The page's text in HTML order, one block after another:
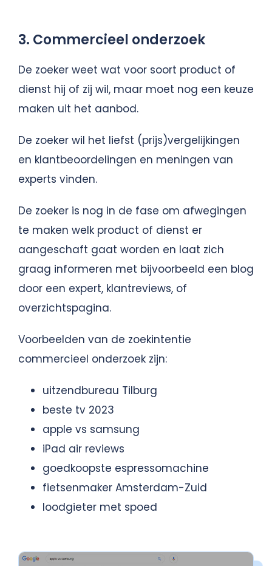
3. Commercieel onderzoek
De zoeker weet wat voor soort product of
dienst hij of zij wil, maar moet nog een keuze
maken uit het aanbod.
De zoeker wil het liefst (prijs)vergelijkingen
en klantbeoordelingen en meningen van
experts vinden.
De zoeker is nog in de fase om afwegingen
te maken welk product of dienst er
aangeschaft gaat worden en laat zich
graag informeren met bijvoorbeeld een blog
door een expert, klantreviews, of
overzichtspagina.
Voorbeelden van de zoekintentie
commercieel onderzoek zijn:
uitzendbureau Tilburg
beste tv 2023
apple vs samsung
iPad air reviews
goedkoopste espressomachine
fietsenmaker Amsterdam-Zuid
loodgieter met spoed